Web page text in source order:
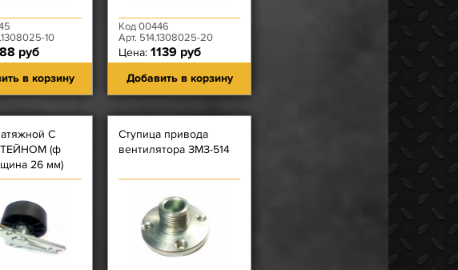
10
руб
в корзину
Код 00446
Арт. 514.1308025-20
Цена: 1139 руб
Добавить в корзину
С
(ф
26 мм)
5143.10-41,
Ступица привода
вентилятора ЗМЗ-514